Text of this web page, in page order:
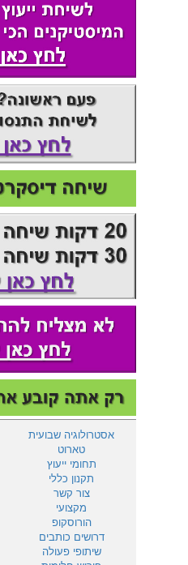
אסטרולוגיה שבועית
טארוט
תחומי ייעוץ
תקנון כללי
צור קשר
מקצועי
הורוסקופ
דרושים כותבים
שיתופי פעולה